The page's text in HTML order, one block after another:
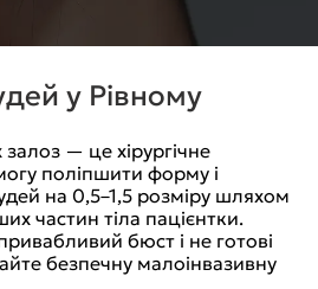
у Рівному
— це хірургічне
поліпшити форму і
на 0,5–1,5 розміру шляхом
частин тіла пацієнтки.
бюст і не готові
безпечну малоінвазивну